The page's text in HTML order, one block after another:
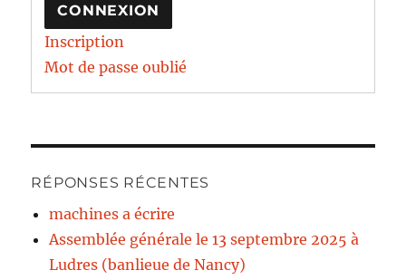
CONNEXION
Inscription
Mot de passe oublié
RÉPONSES RÉCENTES
machines a écrire
Assemblée générale le 13 septembre 2025 à
Ludres (banlieue de Nancy)